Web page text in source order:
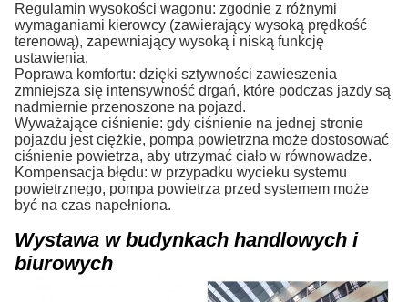
Regulamin wysokości wagonu: zgodnie z różnymi
wymaganiami kierowcy (zawierający wysoką prędkość
terenową), zapewniający wysoką i niską funkcję
ustawienia.
Poprawa komfortu: dzięki sztywności zawieszenia
zmniejsza się intensywność drgań, które podczas jazdy są
nadmiernie przenoszone na pojazd.
Wyważające ciśnienie: gdy ciśnienie na jednej stronie
pojazdu jest ciężkie, pompa powietrzna może dostosować
ciśnienie powietrza, aby utrzymać ciało w równowadze.
Kompensacja błędu: w przypadku wycieku systemu
powietrznego, pompa powietrza przed systemem może
być na czas napełniona.
Wystawa w budynkach handlowych i
biurowych